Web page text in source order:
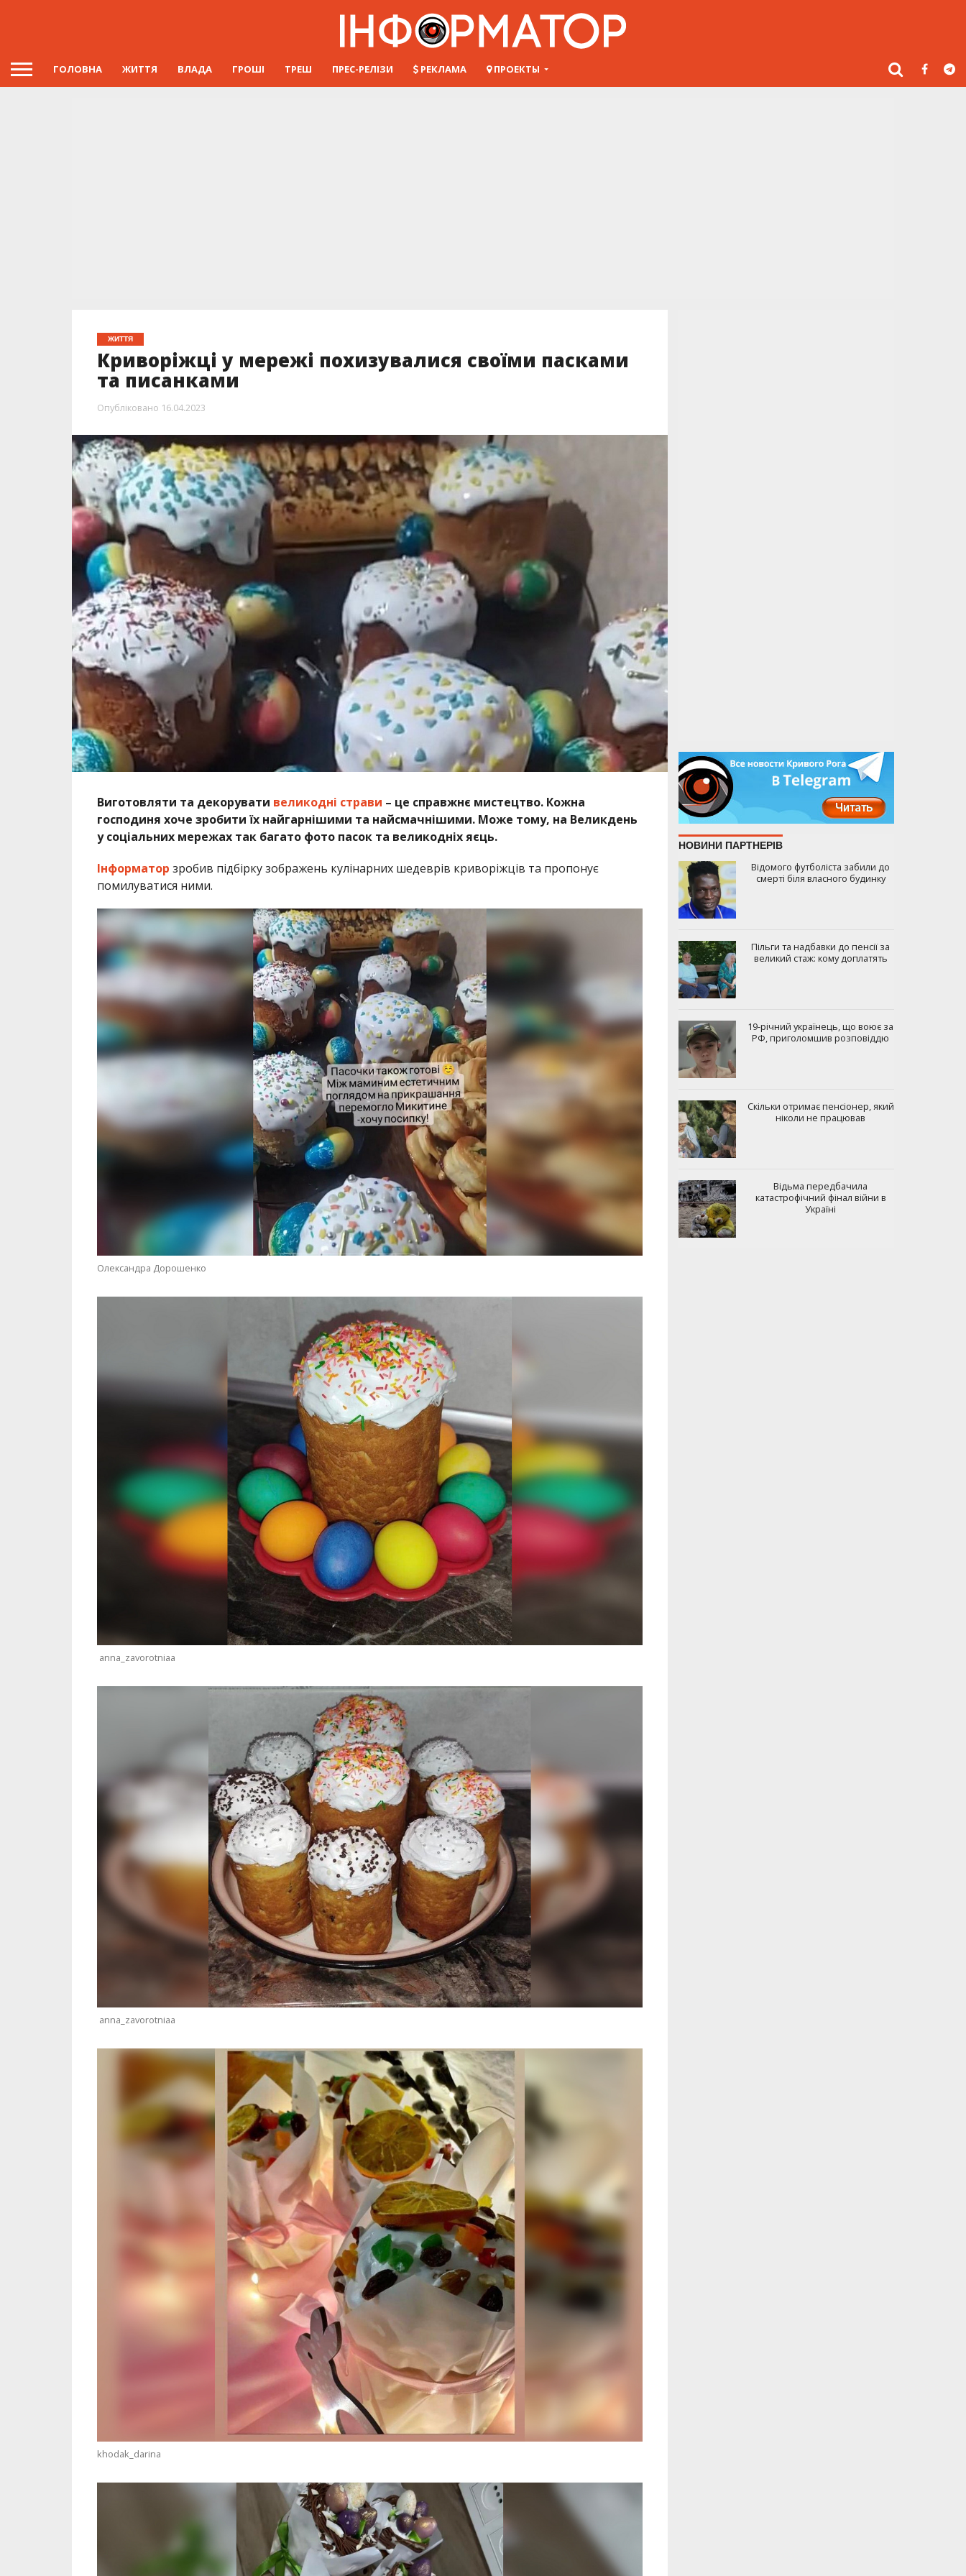
ГОЛОВНА ЖИТТЯ ВЛАДА ГРОШІ ТРЕШ ПРЕС-РЕЛІЗИ РЕКЛАМА ПРОЕКТЫ
ЖИТТЯ
Криворіжці у мережі похизувалися своїми пасками
та писанками
Опубліковано 16.04.2023
Виготовляти та декорувати великодні страви – це справжнє мистецтво. Кожна
господиня хоче зробити їх найгарнішими та найсмачнішими. Може тому, на Великдень
у соціальних мережах так багато фото пасок та великодніх яєць.
Інформатор зробив підбірку зображень кулінарних шедеврів криворіжців та пропонує
помилуватися ними.
Олександра Дорошенко
anna_zavorotniaa
anna_zavorotniaa
khodak_darina